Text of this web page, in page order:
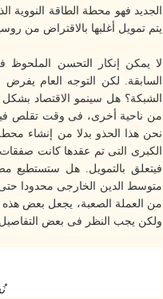
يتم تمويل أغلبها بالاقتراض من
لا يمكن إنكار التحسن الملحوظ
السابقة. لكن التوجه العام
الشبكة؟ هل سينمو الاقتصاد بشكل
من ناحية أخرى، فى وقت تقلص فيه
نحن هذا الحذو بدلا من إنشاء
الكبرى التى تم عقدها كانت
فيتعلق بالتمويل. هل ستستطيع
متوسط الدين الخارجى محدودا حتى
من العملة الصعبة، يجعل بعض هذه
ولكن يجب النظر فى بعض التفاصيل